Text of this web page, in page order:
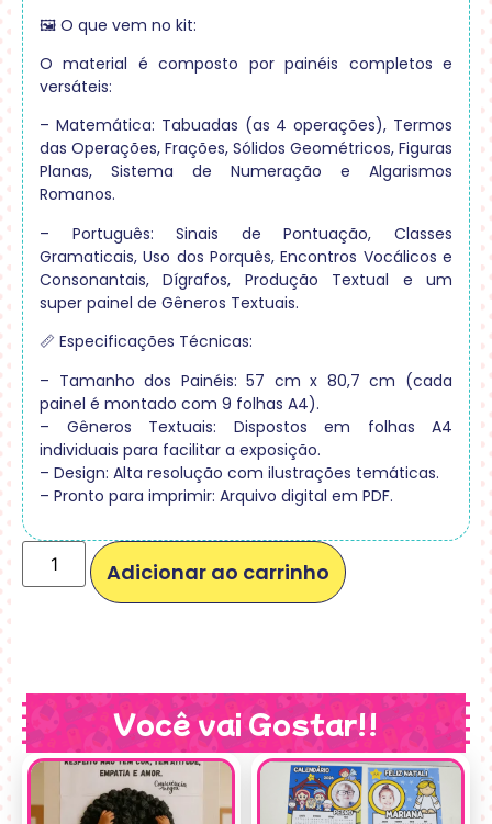
🖼️ O que vem no kit:
O material é composto por painéis completos e
versáteis:
– Matemática: Tabuadas (as 4 operações), Termos
das Operações, Frações, Sólidos Geométricos, Figuras
Planas, Sistema de Numeração e Algarismos
Romanos.
– Português: Sinais de Pontuação, Classes
Gramaticais, Uso dos Porquês, Encontros Vocálicos e
Consonantais, Dígrafos, Produção Textual e um
super painel de Gêneros Textuais.
📏 Especificações Técnicas:
– Tamanho dos Painéis: 57 cm x 80,7 cm (cada
painel é montado com 9 folhas A4).
– Gêneros Textuais: Dispostos em folhas A4
individuais para facilitar a exposição.
– Design: Alta resolução com ilustrações temáticas.
– Pronto para imprimir: Arquivo digital em PDF.
Adicionar ao carrinho
Você vai Gostar!!